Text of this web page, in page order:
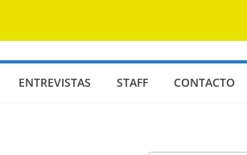
ENTREVISTAS STAFF CONTACTO